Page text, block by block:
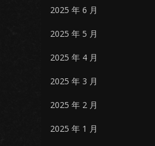
2025 年 6 月
2025 年 5 月
2025 年 4 月
2025 年 3 月
2025 年 2 月
2025 年 1 月